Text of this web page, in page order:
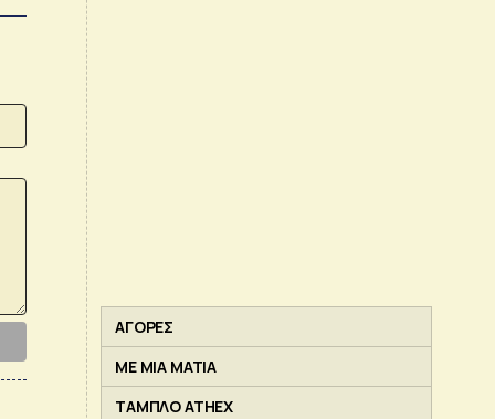
ΑΓΟΡΕΣ
ΜΕ ΜΙΑ ΜΑΤΙΑ
ΤΑΜΠΛΟ ATHEX